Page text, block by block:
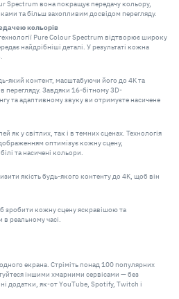
Spectrum вона покращує передачу кольору,
та більш захопливим досвідом перегляду.
кольорів
Pure Colour Spectrum відтворює широку
найдрібніші деталі. У результаті кожна
який контент, масштабуючи його до 4K та
перегляду. Завдяки 16-бітному 3D-
та адаптивному звуку ви отримуєте насичене
як у світлих, так і в темних сценах. Технологія
оптимізує кожну сцену,
та насичені кольори.
якість будь-якого контенту до 4K, щоб він
кожну сцену яскравішою та
реальному часі.
екрана. Стріміть понад 100 популярних
іншими хмарними сервісами — без
додатки, як-от YouTube, Spotify, Twitch і